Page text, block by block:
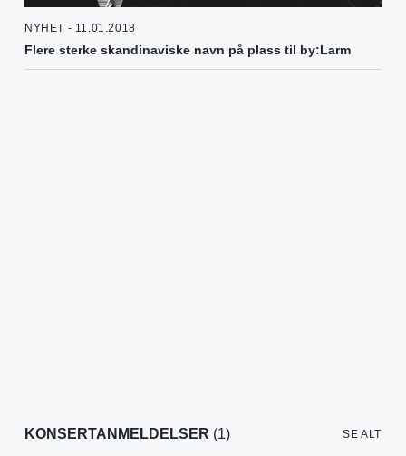
NYHET - 11.01.2018
Flere sterke skandinaviske navn på plass til by:Larm
KONSERTANMELDELSER (1) SE ALT